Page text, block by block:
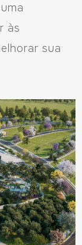
às
sua